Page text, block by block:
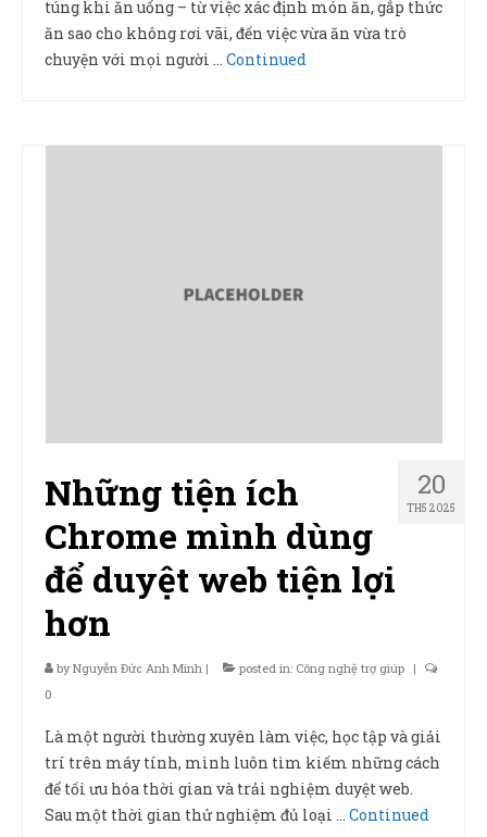
túng khi ăn uống – từ việc xác định món ăn, gắp thức
ăn sao cho không rơi vãi, đến việc vừa ăn vừa trò
chuyện với mọi người … Continued
20
TH5 2025
Những tiện ích
Chrome mình dùng
để duyệt web tiện lợi
hơn
byNguyễn Đức Anh Minh | posted in: Công nghệ trợ giúp |
0
Là một người thường xuyên làm việc, học tập và giải
trí trên máy tính, mình luôn tìm kiếm những cách
để tối ưu hóa thời gian và trải nghiệm duyệt web.
Sau một thời gian thử nghiệm đủ loại … Continued